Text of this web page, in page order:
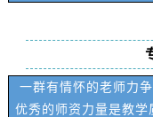
一群有情怀的老师力
优秀的师资力量是教